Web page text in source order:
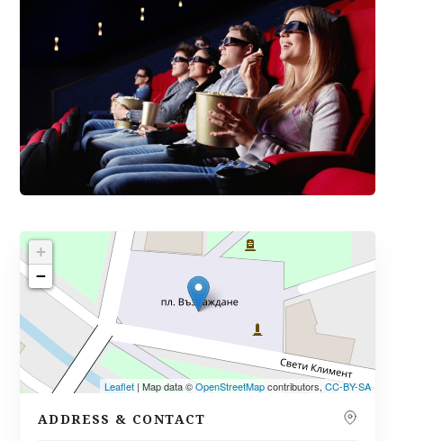
+
−
Leaflet | Map data ©OpenStreetMapcontributors,CC-BY-SA
ADDRESS & CONTACT